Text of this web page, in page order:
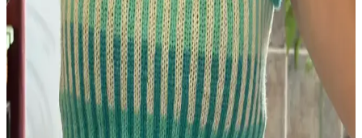
Bernat Softee baby cotton ipliğiyle örülen Leaf and Lace Set deseni,
boyundan başlayarak minimal dikişle küçük kazak ve battaniye
yapımını kolaylaştırıyor. İplik artıkları da değerlendirilerek
sürdürülebilir bir örgü sunuyor.
Uzun Süreli Aradan Sonra Örgüye Dönüş ve İlk
Proje Deneyimi Üzerine Bilgiler